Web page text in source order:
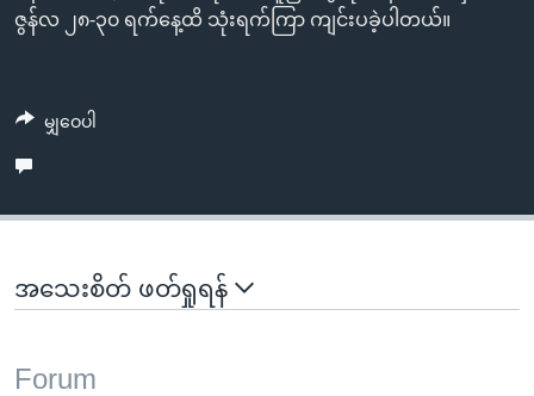
ရန်
ကျော်
ဇွန်လ ၂၈-၃၀ ရက်နေ့ထိ သုံးရက်ကြာ ကျင်းပခဲ့ပါတယ်။
မျှဝေပါ
အသေးစိတ် ဖတ်ရှုရန်
Forum